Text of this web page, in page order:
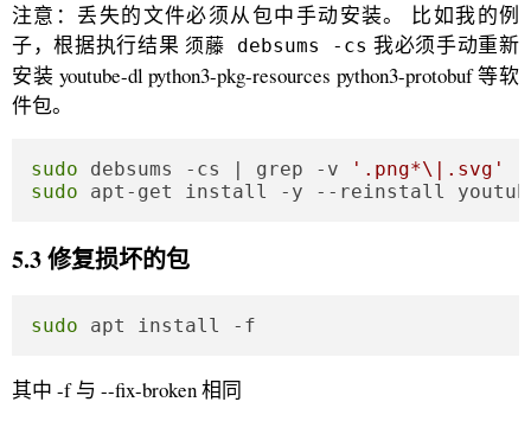
注意：丢失的文件必须从包中手动安装。 比如我的例
子，根据执行结果 须藤 debsums -cs 我必须手动重新
安装 youtube-dl python3-pkg-resources python3-protobuf 等软
件包。
sudo debsums -cs | grep -v '.png*\|.svg'
sudo apt-get install -y --reinstall youtube-
5.3 修复损坏的包
sudo apt install -f
其中 -f 与 --fix-broken 相同